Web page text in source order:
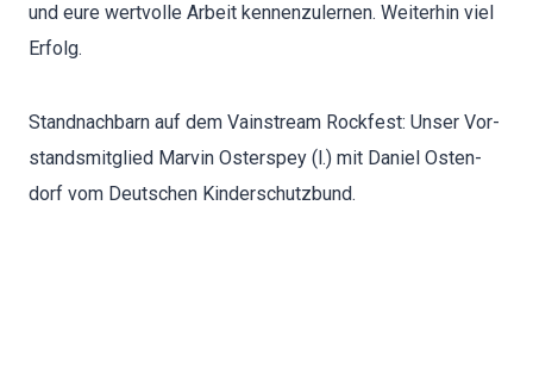
und eure wertvolle Arbeit ken­nen­zuler­nen. Weit­er­hin viel
Erfolg.
Stand­nach­barn auf dem Vain­stream Rock­fest: Unser Vor­
standsmit­glied Mar­vin Oster­spey (l.) mit Daniel Osten­
dorf vom Deutschen Kinder­schutzbund.